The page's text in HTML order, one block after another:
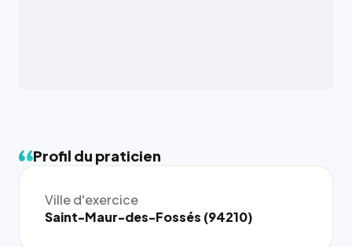
Profil du praticien
Ville d'exercice
Saint-Maur-des-Fossés (94210)